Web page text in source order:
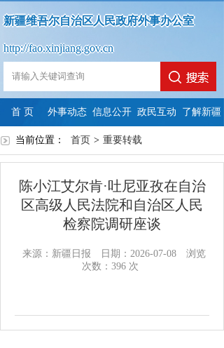
新疆维吾尔自治区人民政府外事办公室
http://fao.xinjiang.gov.cn
首 页 外事动态 信息公开
政
信
息
公
政
信
息
公
法
主
动
公
依
请
公
开
政
信
息
公
府
网
站
政民互动 了解新疆
当前位置： 首页 > 重要转载
陈小江艾尔肯·吐尼亚孜在自治
区高级人民法院和自治区人民
检察院调研座谈
来源：新疆日报 日期：2026-07-08
浏览
次数： 396 次